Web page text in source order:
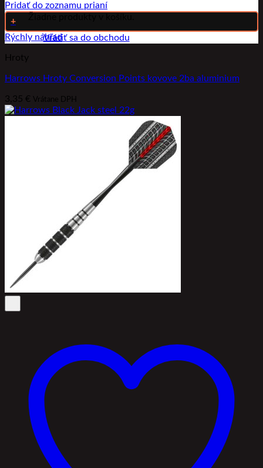
Vrátiť sa do obchodu
Pridať do zoznamu prianí
+
Rýchly náhľad
Hroty
Harrows Hroty Conversion Points kovove 2ba aluminium
3,35 € Vrátane DPH